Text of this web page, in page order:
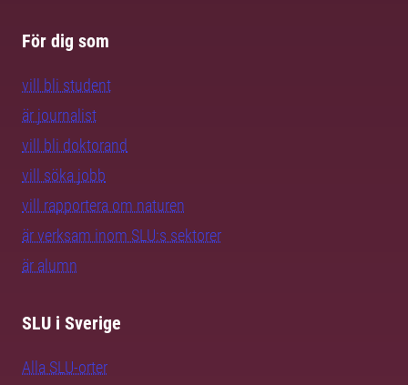
För dig som
vill bli student
är journalist
vill bli doktorand
vill söka jobb
vill rapportera om naturen
är verksam inom SLU:s sektorer
är alumn
SLU i Sverige
Alla SLU-orter